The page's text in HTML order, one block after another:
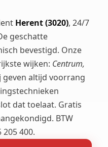
Herent (3020), 24/7
geschatte
bevestigd. Onze
wijken: Centrum,
geven altijd voorrang
dat toelaat. Gratis
BTW
205 400.